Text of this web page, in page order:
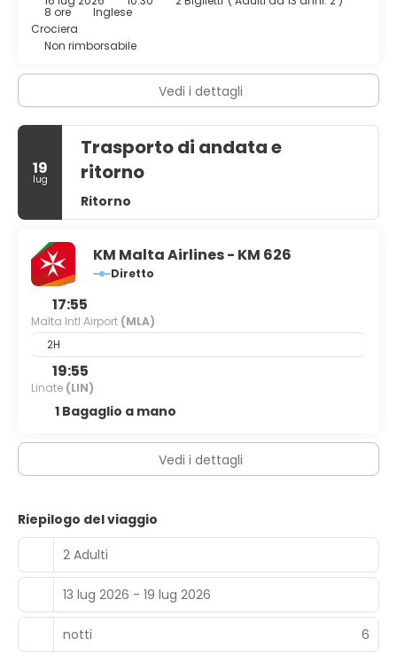
tutti i giorni dalle ore 07:00 alle ore 10:00.
Potrai usufruire di un pratico servizio di lavanderia e
lavaggio a secco, una reception aperta 24 ore su 24 e
8 ore
Inglese
Crociera
Non rimborsabile
Vedi i dettagli
19
lug
Trasporto di andata e
ritorno
Ritorno
KM Malta Airlines - KM 626
Diretto
17:55
Malta Intl Airport (MLA)
2H
19:55
Linate (LIN)
1 Bagaglio a mano
Vedi i dettagli
Riepilogo del viaggio
2 Adulti
13 lug 2026 - 19 lug 2026
notti 6